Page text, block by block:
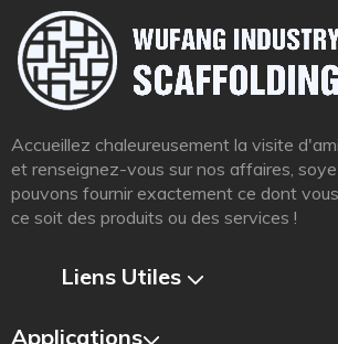
Accueillez chaleureusement la visite
et renseignez-vous sur nos affaires,
pouvons fournir exactement ce dont
ce soit des produits ou des services !
Liens Utiles​​​​​​​
Applications